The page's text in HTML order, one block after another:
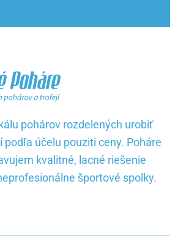
pohárov rozdelených urobiť
účelu pouziti ceny. Poháre
kvalitné, lacné riešenie
športové spolky.